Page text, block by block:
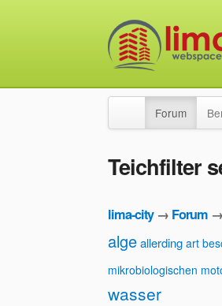
Forum
Teichfilter
lima-city→ Forum →
algeallerding art
mikrobiologischen
wasser